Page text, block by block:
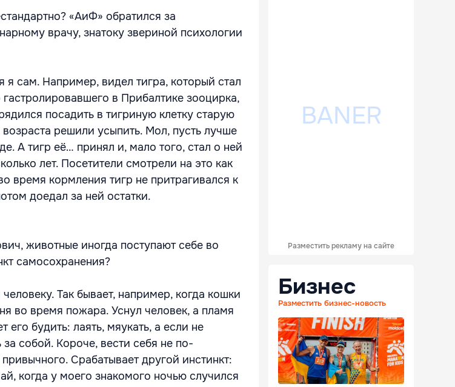
«АиФ» обратился за
врачу, знатоку звериной психологии
сам. Например, видел тигра, который стал
в Прибалтике зооцирка,
посадить в тигриную клетку старую
решили усыпить. Мол, пусть лучше
А тигр её… принял и, мало того, стал о ней
лет. Посетители смотрели на это как
время кормления тигр не притрагивался к
доедал за ней остатки.
животные иногда поступают себе во
самосохранения?
Так бывает, например, когда кошки
во время пожара. Уснул человек, а пламя
будить: лаять, мяукать, а если не
собой. Короче, вести себя не по-
Срабатывает другой инстинкт:
когда у моего знакомого ночью случился
Разместить рекламу на сайте
Бизнес
Разместить бизнес-новость